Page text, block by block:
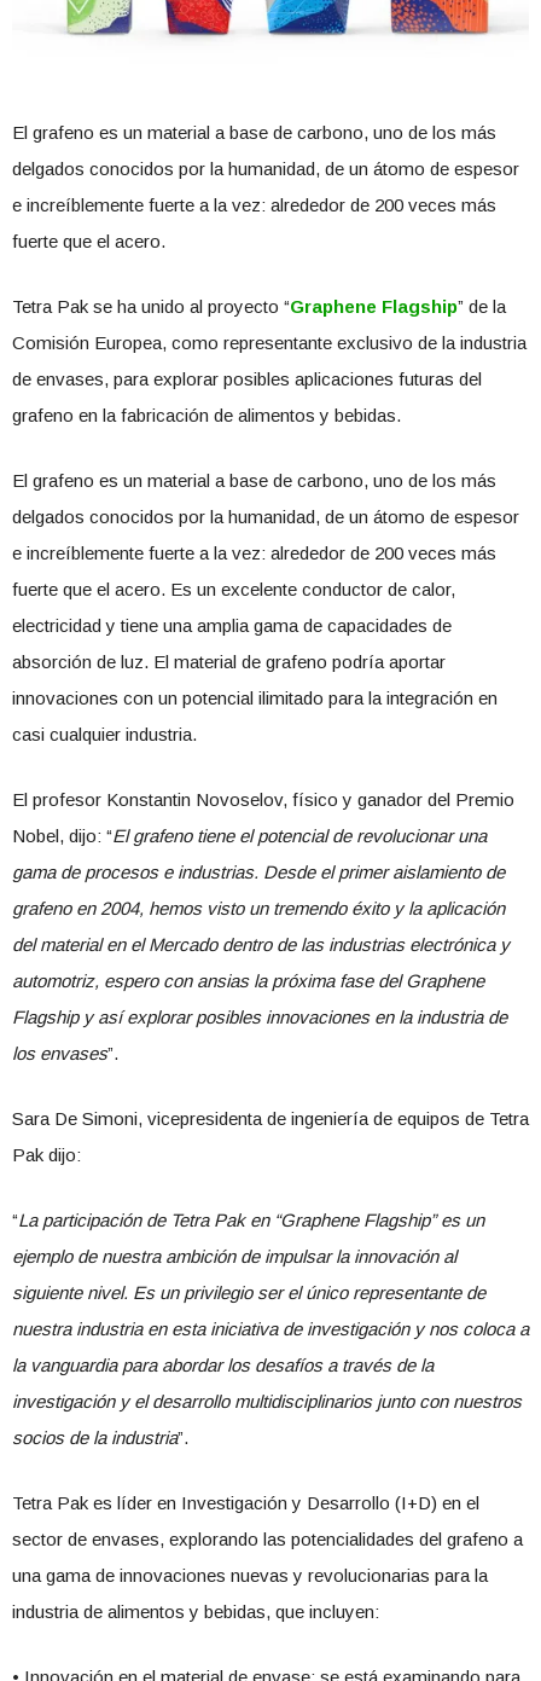
El grafeno es un material a base de carbono, uno de los más
delgados conocidos por la humanidad, de un átomo de espesor
e increíblemente fuerte a la vez: alrededor de 200 veces más
fuerte que el acero.
Tetra Pak se ha unido al proyecto “Graphene Flagship” de la
Comisión Europea, como representante exclusivo de la industria
de envases, para explorar posibles aplicaciones futuras del
grafeno en la fabricación de alimentos y bebidas.
El grafeno es un material a base de carbono, uno de los más
delgados conocidos por la humanidad, de un átomo de espesor
e increíblemente fuerte a la vez: alrededor de 200 veces más
fuerte que el acero. Es un excelente conductor de calor,
electricidad y tiene una amplia gama de capacidades de
absorción de luz. El material de grafeno podría aportar
innovaciones con un potencial ilimitado para la integración en
casi cualquier industria.
El profesor Konstantin Novoselov, físico y ganador del Premio
Nobel, dijo: “El grafeno tiene el potencial de revolucionar una
gama de procesos e industrias. Desde el primer aislamiento de
grafeno en 2004, hemos visto un tremendo éxito y la aplicación
del material en el Mercado dentro de las industrias electrónica y
automotriz, espero con ansias la próxima fase del Graphene
Flagship y así explorar posibles innovaciones en la industria de
los envases”.
Sara De Simoni, vicepresidenta de ingeniería de equipos de Tetra
Pak dijo:
“La participación de Tetra Pak en “Graphene Flagship” es un
ejemplo de nuestra ambición de impulsar la innovación al
siguiente nivel. Es un privilegio ser el único representante de
nuestra industria en esta iniciativa de investigación y nos coloca a
la vanguardia para abordar los desafíos a través de la
investigación y el desarrollo multidisciplinarios junto con nuestros
socios de la industria”.
Tetra Pak es líder en Investigación y Desarrollo (I+D) en el
sector de envases, explorando las potencialidades del grafeno a
una gama de innovaciones nuevas y revolucionarias para la
industria de alimentos y bebidas, que incluyen:
• Innovación en el material de envase: se está examinando para